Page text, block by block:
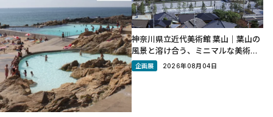
神奈川県立近代美術館 葉山｜葉山の
風景と溶け合う、ミニマルな美術館
神奈川県三浦郡葉山町の一色海岸沿
いに立つ美術館。敷地は高松宮邸跡
企画展 2026年08月04日